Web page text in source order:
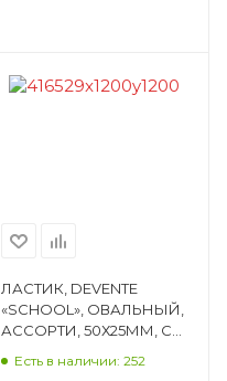
ЛАСТИК, DEVENTE
«SCHOOL», ОВАЛЬНЫЙ,
АССОРТИ, 50Х25ММ, С
Есть в наличии: 252